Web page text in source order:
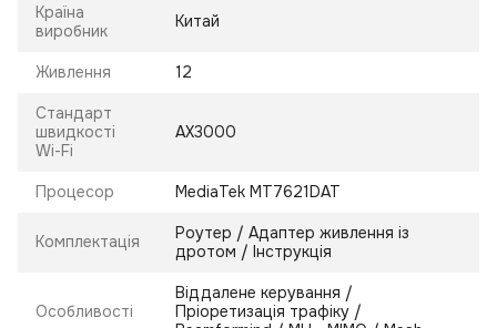
Країна
виробник
Китай
Живлення 12
Стандарт
швидкості
Wi-Fi
AX3000
Процесор MediaTek MT7621DAT
Комплектація
Роутер / Адаптер живлення із
дротом / Інструкція
Особливості
Віддалене керування /
Пріоретизація трафіку /